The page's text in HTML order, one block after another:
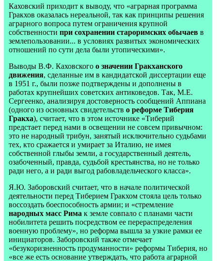
Каховский приходит к выводу, что «аграрная программа
Гракхов оказалась нереальной, так как принципы решения
аграрного вопроса путем ограничения крупной
собственности при сохранении староримских обычаев в
землепользовании... в условиях развитых экономических
отношений по сути дела были утопическими».
Выводы В.Ф. Каховского о значении Гракханского
движения, сделанные им в кандидатской диссертации еще
в 1951 г., были позже подтверждены и дополнены в
работах крупнейших советских антиковедов. Так, М.Е.
Сергеенко, анализируя достоверность сообщений Аппиана
(одного из основных свидетельств о реформе Тиберия
Гракха), считает, что в этом источнике «Тиберий
предстает перед нами в освещении не совсем привычном:
это не народный трибун, занятый исключительно судьбами
тех, кто сражается и умирает за Италию, не имея
собственной глыбы земли, а государственный деятель,
озабоченный, правда, судьбой крестьянства, но не только
ради него, а и ради выгод рабовладельческого класса».
Я.Ю. Заборовский считает, что в начале политической
деятельности перед Тиберием Гракхом стояла цель только
воссоздать боеспособность армии; и «стремление
народных масс Рима к земле совпало с планами части
нобилитета решить посредством ее перераспределения
военную проблему», но реформа вышла за узкие рамки ее
инициаторов. Заборовский также отмечает
«безукоризненность продуманности» реформы Тиберия, но
«все же есть основание утверждать, что работа аграрной